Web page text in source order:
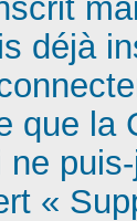
déjà
que la
ne
«